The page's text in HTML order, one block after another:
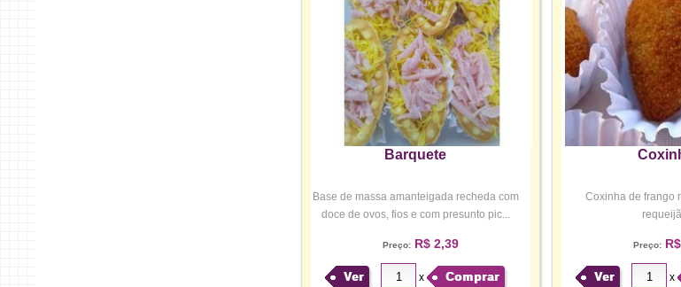
Barquete
Base de massa amanteigada recheda com
doce de ovos, fios e com presunto pic...
Preço: R$ 2,39
Ver x Comprar
Coxinha de frango
Preço:
Ver x